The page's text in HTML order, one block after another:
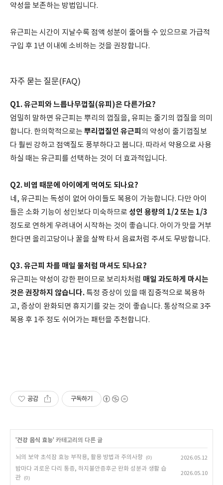
약성을 보존하는 방법입니다.
유근피는 시간이 지날수록 점액 성분이 줄어들 수 있으므로 가급적
구입 후 1년 이내에 소비하는 것을 권장합니다.
자주 묻는 질문(FAQ)
Q1. 유근피와 느릅나무껍질(유피)은 다른가요?
엄밀히 말하면 유근피는 뿌리의 껍질을, 유피는 줄기의 껍질을 의미
합니다. 한의학적으로는 뿌리껍질인 유근피 의 약성이 줄기껍질보
다 훨씬 강하고 점액질도 풍부하다고 봅니다. 따라서 약용으로 사용
하실 때는 유근피를 선택하는 것이 더 효과적입니다.
Q2. 비염 때문에 아이에게 먹여도 되나요?
네, 유근피는 독성이 없어 아이들도 복용이 가능합니다. 다만 아이
들은 소화 기능이 성인보다 미숙하므로 성인 용량의 1/2 또는 1/3
정도로 연하게 우려내어 시작하는 것이 좋습니다. 아이가 맛을 거부
한다면 올리고당이나 꿀을 살짝 타서 음료처럼 주셔도 무방합니다.
Q3. 유근피 차를 매일 물처럼 마셔도 되나요?
유근피는 약성이 강한 편이므로 보리차처럼 매일 과도하게 마시는
것은 권장하지 않습니다.특정 증상이 있을 때 집중적으로 복용하
고, 증상이 완화되면 휴지기를 갖는 것이 좋습니다. 통상적으로 3주
복용 후 1주 정도 쉬어가는 패턴을 추천합니다.
공감 구독하기
'건강 음식 효능' 카테고리의 다른 글
뇌의 보약 초석잠 효능 부작용, 활용 방법과 주의사항 (0)
2026.05.12
밤마다 괴로운 다리 통증, 하지불안증후군 완화 성분과 생활 습
관 (0)
2026.05.10